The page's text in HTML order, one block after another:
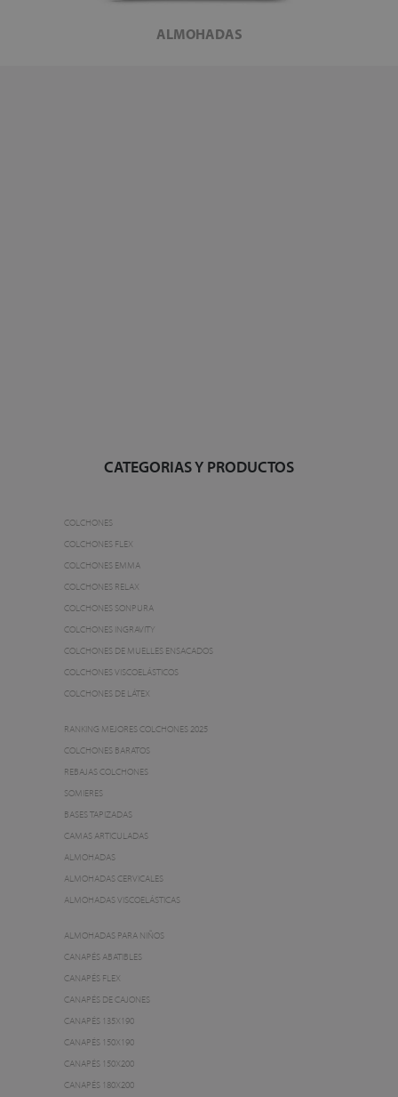
ALMOHADAS
CATEGORIAS Y PRODUCTOS
COLCHONES
COLCHONES FLEX
COLCHONES EMMA
COLCHONES RELAX
COLCHONES SONPURA
COLCHONES INGRAVITY
COLCHONES DE MUELLES ENSACADOS
COLCHONES VISCOELÁSTICOS
COLCHONES DE LÁTEX
RANKING MEJORES COLCHONES 2025
COLCHONES BARATOS
REBAJAS COLCHONES
SOMIERES
BASES TAPIZADAS
CAMAS ARTICULADAS
ALMOHADAS
ALMOHADAS CERVICALES
ALMOHADAS VISCOELÁSTICAS
ALMOHADAS PARA NIÑOS
CANAPÉS ABATIBLES
CANAPÉS FLEX
CANAPÉS DE CAJONES
CANAPÉS 135X190
CANAPÉS 150X190
CANAPÉS 150X200
CANAPÉS 180X200